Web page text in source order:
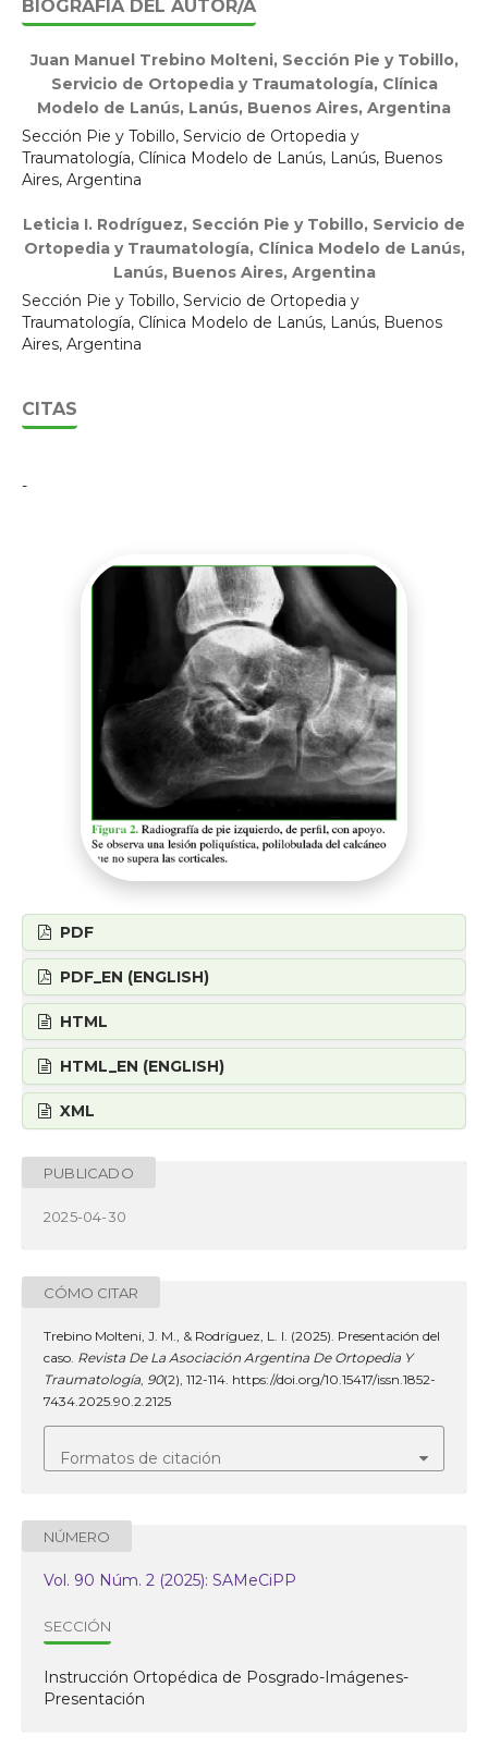
BIOGRAFÍA DEL AUTOR/A
Juan Manuel Trebino Molteni, Sección Pie y Tobillo,
Servicio de Ortopedia y Traumatología, Clínica
Modelo de Lanús, Lanús, Buenos Aires, Argentina
Sección Pie y Tobillo, Servicio de Ortopedia y
Traumatología, Clínica Modelo de Lanús, Lanús, Buenos
Aires, Argentina
Leticia I. Rodríguez, Sección Pie y Tobillo, Servicio de
Ortopedia y Traumatología, Clínica Modelo de Lanús,
Lanús, Buenos Aires, Argentina
Sección Pie y Tobillo, Servicio de Ortopedia y
Traumatología, Clínica Modelo de Lanús, Lanús, Buenos
Aires, Argentina
CITAS
-
PDF
PDF_EN (ENGLISH)
HTML
HTML_EN (ENGLISH)
XML
PUBLICADO
2025-04-30
CÓMO CITAR
Trebino Molteni, J. M., & Rodríguez, L. I. (2025). Presentación del
caso. Revista De La Asociación Argentina De Ortopedia Y
Traumatología 90(2), 112-114. https://doi.org/10.15417/issn.1852-
7434.2025.90.2.2125
Formatos de citación
NÚMERO
Vol. 90 Núm. 2 (2025): SAMeCiPP
SECCIÓN
Instrucción Ortopédica de Posgrado-Imágenes-
Presentación